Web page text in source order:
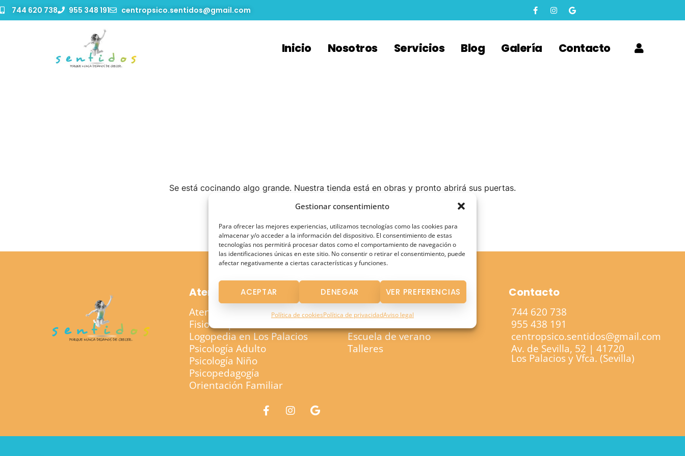
Gestionar consentimiento
Para ofrecer las mejores experiencias, utilizamos tecnologías como las cookies para
almacenar y/o acceder a la información del dispositivo. El consentimiento de estas
tecnologías nos permitirá procesar datos como el comportamiento de navegación o
las identificaciones únicas en este sitio. No consentir o retirar el consentimiento, puede
afectar negativamente a ciertas características y funciones.
ACEPTAR DENEGAR VER PREFERENCIAS
Política de cookiesPolítica de privacidadAviso legal
744 620 738 955 348 191 centropsico.sentidos@gmail.com
Inicio Nosotros Servicios Blog Galería Contacto
Se está cocinando algo grande. Nuestra tienda está en obras y pronto abrirá sus puertas.
Atención Terapéutica
Atención Temprana
Fisioterapia
Logopedia en Los Palacios
Psicología Adulto
Psicología Niño
Psicopedagogía
Orientación Familiar
Apoyo Educativo
Pedagogía
Escuela de verano
Talleres
Contacto
744 620 738
955 438 191
centropsico.sentidos@gmail.com
Av. de Sevilla, 52 | 41720
Los Palacios y Vfca. (Sevilla)